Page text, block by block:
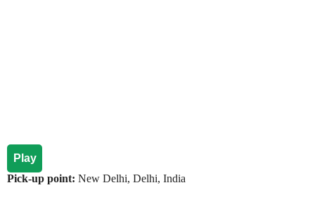
Play
Pick-up point: New Delhi, Delhi, India